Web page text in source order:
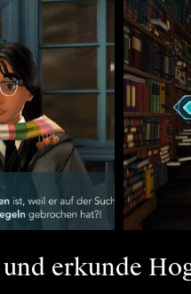
erkunde